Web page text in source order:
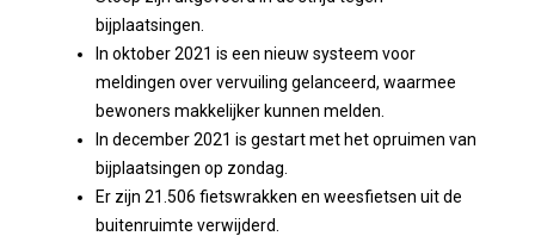
bijplaatsingen.
In oktober 2021 is een nieuw systeem voor
meldingen over vervuiling gelanceerd, waarmee
bewoners makkelijker kunnen melden.
In december 2021 is gestart met het opruimen van
bijplaatsingen op zondag.
Er zijn 21.506 fietswrakken en weesfietsen uit de
buitenruimte verwijderd.